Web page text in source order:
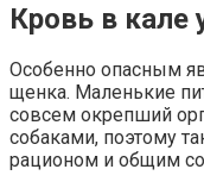
Кровь в кале
Особенно опасным
щенка. Маленькие
совсем окрепший
собаками, поэтому
рационом и общим